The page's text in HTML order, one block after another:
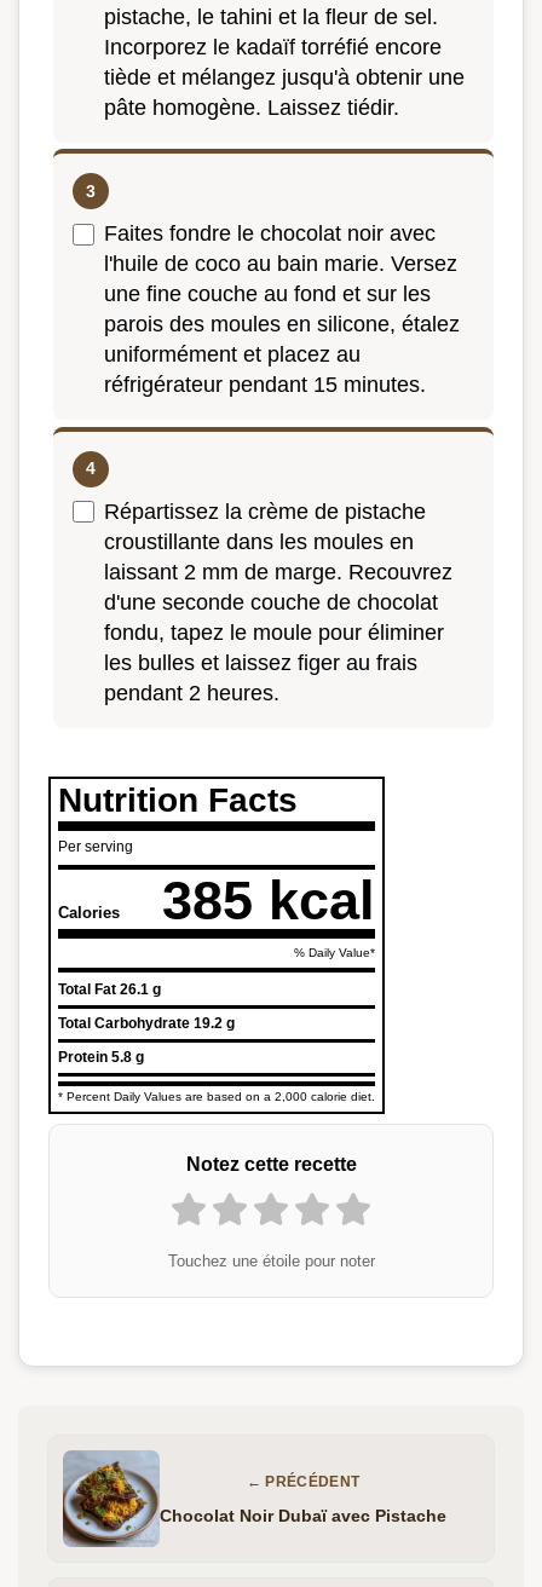
pistache, le tahini et la fleur de sel.
Incorporez le kadaïf torréfié encore
tiède et mélangez jusqu'à obtenir une
pâte homogène. Laissez tiédir.
Faites fondre le chocolat noir avec
l'huile de coco au bain marie. Versez
une fine couche au fond et sur les
parois des moules en silicone, étalez
uniformément et placez au
réfrigérateur pendant 15 minutes.
Répartissez la crème de pistache
croustillante dans les moules en
laissant 2 mm de marge. Recouvrez
d'une seconde couche de chocolat
fondu, tapez le moule pour éliminer
les bulles et laissez figer au frais
pendant 2 heures.
Nutrition Facts
Per serving
Calories 385 kcal
% Daily Value*
Total Fat 26.1 g
Total Carbohydrate 19.2 g
Protein 5.8 g
* Percent Daily Values are based on a 2,000 calorie diet.
Notez cette recette
Touchez une étoile pour noter
← PRÉCÉDENT
Chocolat Noir Dubaï avec Pistache